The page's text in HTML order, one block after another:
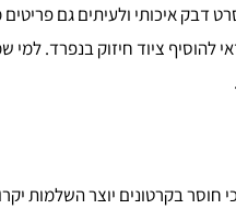
איכותי ולעיתים גם פריטים
להוסיף ציוד חיזוק בנפרד.
בקרטונים יוצר השלמות